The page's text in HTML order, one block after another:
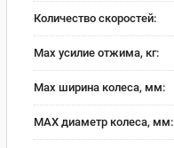
Количество скоростей:
Max усилие отжима, кг:
Max ширина колеса, мм:
MAX диаметр колеса, мм: